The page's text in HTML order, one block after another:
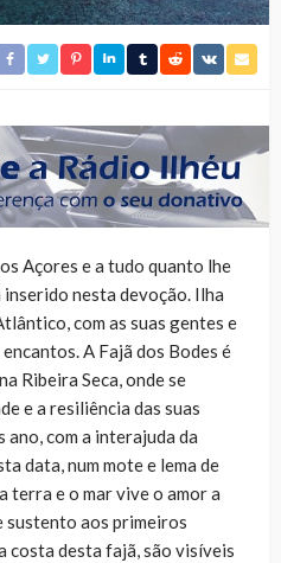
Açores e a tudo quanto lhe
nesta devoção. Ilha
com as suas gentes e
A Fajã dos Bodes é
Ribeira Seca, onde se
e a resiliência das suas
com a interajuda da
data, num mote e lema de
terra e o mar vive o amor a
sustento aos primeiros
costa desta fajã, são visíveis